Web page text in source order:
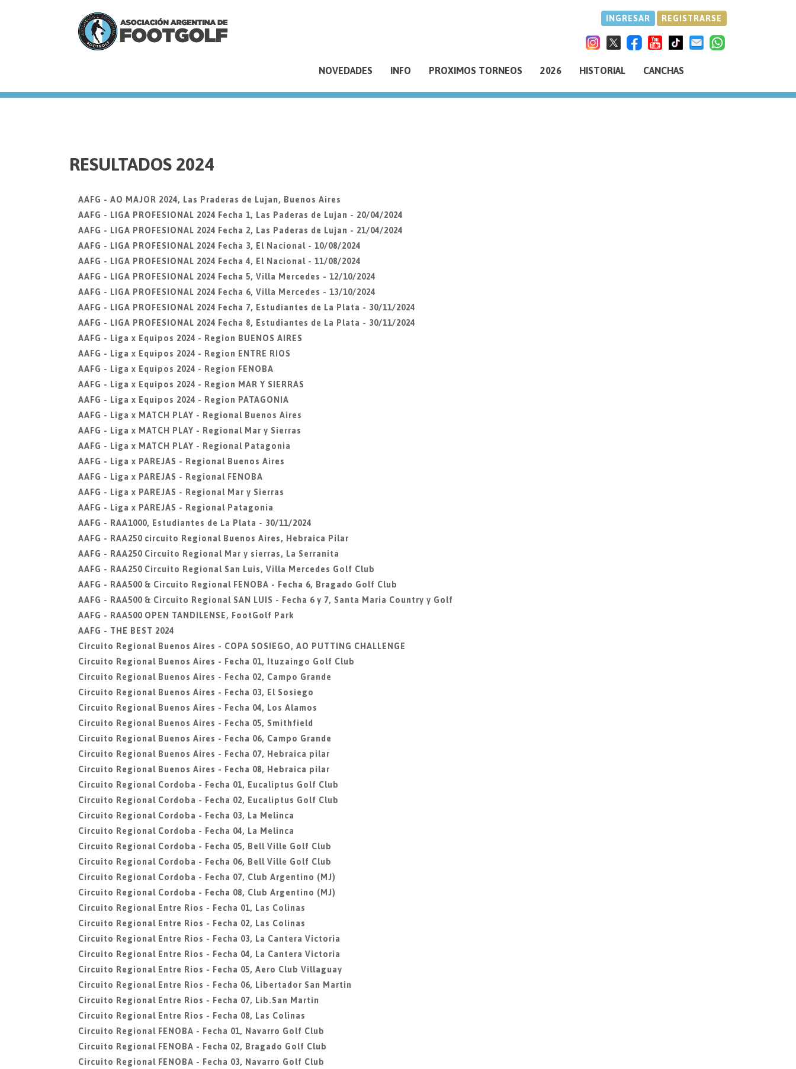
we
INGRESAR REGISTRARSE
NOVEDADES INFO PROXIMOS TORNEOS 2026 HISTORIAL CANCHAS
RESULTADOS 2024
AAFG - AO MAJOR 2024, Las Praderas de Lujan, Buenos Aires
AAFG - LIGA PROFESIONAL 2024 Fecha 1, Las Paderas de Lujan - 20/04/2024
AAFG - LIGA PROFESIONAL 2024 Fecha 2, Las Paderas de Lujan - 21/04/2024
AAFG - LIGA PROFESIONAL 2024 Fecha 3, El Nacional - 10/08/2024
AAFG - LIGA PROFESIONAL 2024 Fecha 4, El Nacional - 11/08/2024
AAFG - LIGA PROFESIONAL 2024 Fecha 5, Villa Mercedes - 12/10/2024
AAFG - LIGA PROFESIONAL 2024 Fecha 6, Villa Mercedes - 13/10/2024
AAFG - LIGA PROFESIONAL 2024 Fecha 7, Estudiantes de La Plata - 30/11/2024
AAFG - LIGA PROFESIONAL 2024 Fecha 8, Estudiantes de La Plata - 30/11/2024
AAFG - Liga x Equipos 2024 - Region BUENOS AIRES
AAFG - Liga x Equipos 2024 - Region ENTRE RIOS
AAFG - Liga x Equipos 2024 - Region FENOBA
AAFG - Liga x Equipos 2024 - Region MAR Y SIERRAS
AAFG - Liga x Equipos 2024 - Region PATAGONIA
AAFG - Liga x MATCH PLAY - Regional Buenos Aires
AAFG - Liga x MATCH PLAY - Regional Mar y Sierras
AAFG - Liga x MATCH PLAY - Regional Patagonia
AAFG - Liga x PAREJAS - Regional Buenos Aires
AAFG - Liga x PAREJAS - Regional FENOBA
AAFG - Liga x PAREJAS - Regional Mar y Sierras
AAFG - Liga x PAREJAS - Regional Patagonia
AAFG - RAA1000, Estudiantes de La Plata - 30/11/2024
AAFG - RAA250 circuito Regional Buenos Aires, Hebraica Pilar
AAFG - RAA250 Circuito Regional Mar y sierras, La Serranita
AAFG - RAA250 Circuito Regional San Luis, Villa Mercedes Golf Club
AAFG - RAA500 & Circuito Regional FENOBA - Fecha 6, Bragado Golf Club
AAFG - RAA500 & Circuito Regional SAN LUIS - Fecha 6 y 7, Santa Maria Country y Golf
AAFG - RAA500 OPEN TANDILENSE, FootGolf Park
AAFG - THE BEST 2024
Circuito Regional Buenos Aires - COPA SOSIEGO, AO PUTTING CHALLENGE
Circuito Regional Buenos Aires - Fecha 01, Ituzaingo Golf Club
Circuito Regional Buenos Aires - Fecha 02, Campo Grande
Circuito Regional Buenos Aires - Fecha 03, El Sosiego
Circuito Regional Buenos Aires - Fecha 04, Los Alamos
Circuito Regional Buenos Aires - Fecha 05, Smithfield
Circuito Regional Buenos Aires - Fecha 06, Campo Grande
Circuito Regional Buenos Aires - Fecha 07, Hebraica pilar
Circuito Regional Buenos Aires - Fecha 08, Hebraica pilar
Circuito Regional Cordoba - Fecha 01, Eucaliptus Golf Club
Circuito Regional Cordoba - Fecha 02, Eucaliptus Golf Club
Circuito Regional Cordoba - Fecha 03, La Melinca
Circuito Regional Cordoba - Fecha 04, La Melinca
Circuito Regional Cordoba - Fecha 05, Bell Ville Golf Club
Circuito Regional Cordoba - Fecha 06, Bell Ville Golf Club
Circuito Regional Cordoba - Fecha 07, Club Argentino (MJ)
Circuito Regional Cordoba - Fecha 08, Club Argentino (MJ)
Circuito Regional Entre Rios - Fecha 01, Las Colinas
Circuito Regional Entre Rios - Fecha 02, Las Colinas
Circuito Regional Entre Rios - Fecha 03, La Cantera Victoria
Circuito Regional Entre Rios - Fecha 04, La Cantera Victoria
Circuito Regional Entre Rios - Fecha 05, Aero Club Villaguay
Circuito Regional Entre Rios - Fecha 06, Libertador San Martin
Circuito Regional Entre Rios - Fecha 07, Lib.San Martin
Circuito Regional Entre Rios - Fecha 08, Las Colinas
Circuito Regional FENOBA - Fecha 01, Navarro Golf Club
Circuito Regional FENOBA - Fecha 02, Bragado Golf Club
Circuito Regional FENOBA - Fecha 03, Navarro Golf Club